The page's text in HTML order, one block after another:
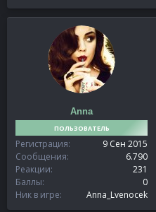
Anna
ПОЛЬЗОВАТЕЛЬ
Регистрация
9 Сен 2015
Сообщения
6.790
Реакции
231
Баллы
0
Ник в игре
Anna_Lvenocek